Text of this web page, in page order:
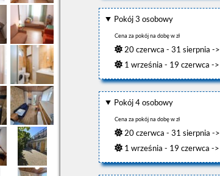
Pokój 3 osobowy
Cena za pokój na dobę w zł
20 czerwca - 31 sierpnia ->
1 września - 19 czerwca ->
Pokój 4 osobowy
Cena za pokój na dobę w zł
20 czerwca - 31 sierpnia ->
1 września - 19 czerwca ->